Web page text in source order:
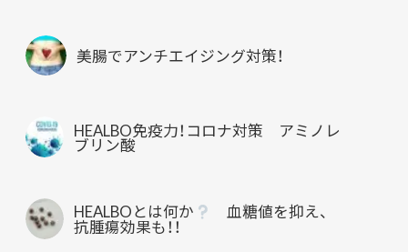
美腸でアンチエイジング対策！
HEALBO免疫力！コロナ対策 アミノレ
ブリン酸
HEALBOとは何か 血糖値を抑え、
抗腫瘍効果も！！